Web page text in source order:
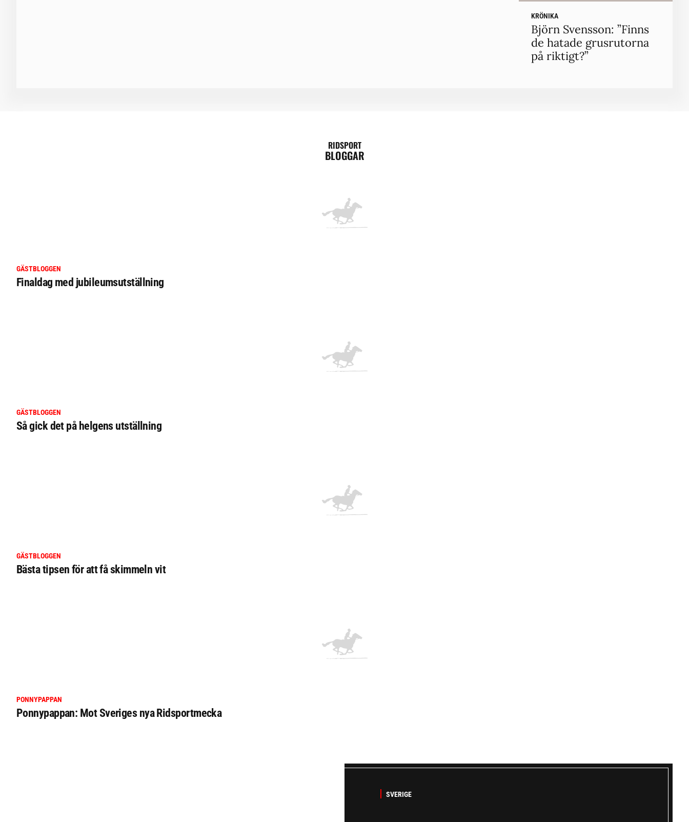
KRÖNIKA
Björn Svensson: ”Finns
de hatade grusrutorna
på riktigt?”
RIDSPORT
BLOGGAR
GÄSTBLOGGEN
Finaldag med jubileumsutställning
GÄSTBLOGGEN
Så gick det på helgens utställning
GÄSTBLOGGEN
Bästa tipsen för att få skimmeln vit
PONNYPAPPAN
Ponnypappan: Mot Sveriges nya Ridsportmecka
SVERIGE